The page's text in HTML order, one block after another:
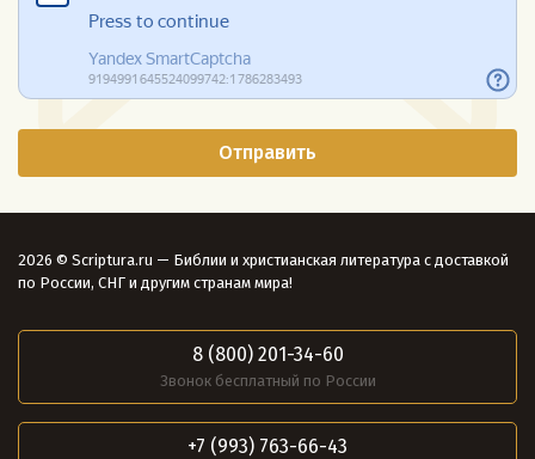
2026 © Scriptura.ru — Библии и христианская литература с доставкой
по России, СНГ и другим странам мира!
8 (800) 201-34-60
Звонок бесплатный по России
+7 (993) 763-66-43